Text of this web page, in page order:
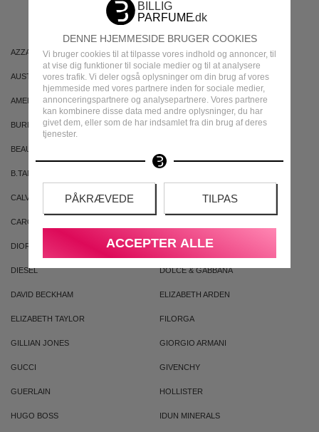
DENNE HJEMMESIDE BRUGER COOKIES
Vi bruger cookies til at tilpasse vores indhold og annoncer, til
at vise dig funktioner til sociale medier og til at analysere
vores trafik. Vi deler også oplysninger om din brug af vores
hjemmeside med vores partnere inden for sociale medier,
annonceringspartnere og analysepartnere. Vores partnere
kan kombinere disse data med andre oplysninger, du har
givet dem, eller som de har indsamlet fra din brug af deres
tjenester.
PÅKRÆVEDE TILPAS
ACCEPTER ALLE
MÆRKER
AZZARO ARIANA GRANDE
AUSTRALIAN GOLD AUSTRALIAN BODYCARE
AMERICAN CREW ARMAF
BURBERRY BVLGARI
BEAUTE PACIFIQUE
B.TAN
CALVIN KLEIN
CAROLINA HERRERA
DIOR DKNY
DIESEL DOLCE & GABBANA
DAVID BECKHAM ELIZABETH ARDEN
ELIZABETH TAYLOR FILORGA
GILLIAN JONES GIORGIO ARMANI
GUCCI GIVENCHY
GUERLAIN HOLLISTER
HUGO BOSS IDUN MINERALS